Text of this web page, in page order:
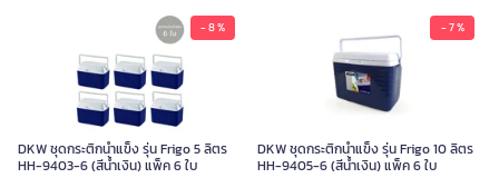
- 8 %
DKW ชุดกระติกน้ำแข็ง รุ่น Frigo 5 ลิตร
HH-9403-6 (สีน้ำเงิน) แพ็ค 6 ใบ
- 7 %
DKW ชุดกระติกน้ำแข็ง รุ่น Frigo 10 ลิตร
HH-9405-6 (สีน้ำเงิน) แพ็ค 6 ใบ